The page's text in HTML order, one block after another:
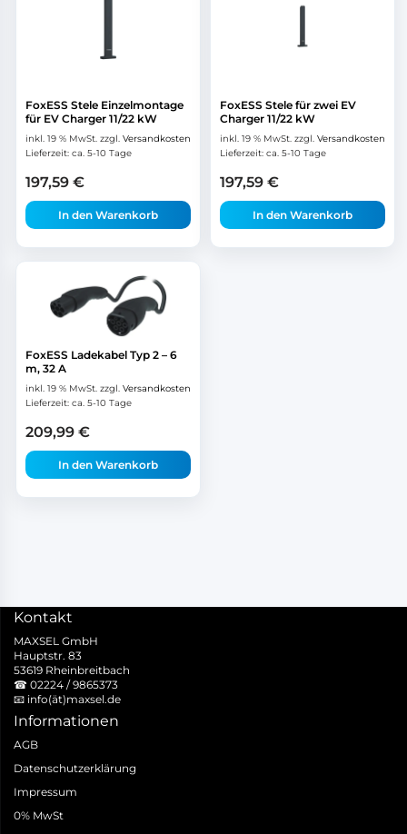
FoxESS Stele Einzelmontage
für EV Charger 11/22 kW
inkl. 19 % MwSt. zzgl. Versandkosten
Lieferzeit: ca. 5-10 Tage
197,59 €
In den Warenkorb
FoxESS Stele für zwei EV
Charger 11/22 kW
inkl. 19 % MwSt. zzgl. Versandkosten
Lieferzeit: ca. 5-10 Tage
197,59 €
In den Warenkorb
FoxESS Ladekabel Typ 2 – 6
m, 32 A
inkl. 19 % MwSt. zzgl. Versandkosten
Lieferzeit: ca. 5-10 Tage
209,99 €
In den Warenkorb
Kontakt
MAXSEL GmbH
Hauptstr. 83
53619 Rheinbreitbach
☎ 02224 / 9865373
📧 info(ät)maxsel.de
Informationen
AGB
Datenschutzerklärung
Impressum
0% MwSt